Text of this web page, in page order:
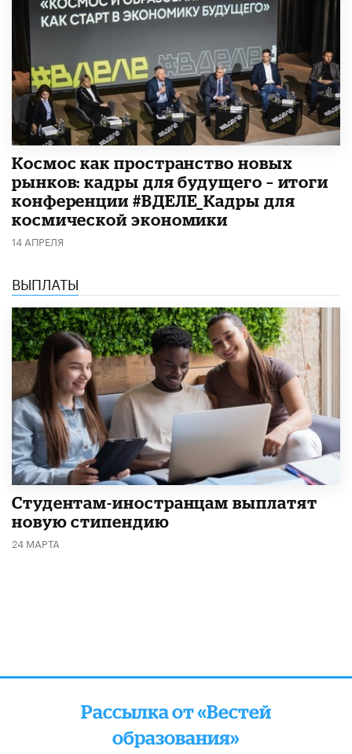
Космос как пространство новых
рынков: кадры для будущего – итоги
конференции #ВДЕЛЕ_Кадры для
космической экономики
14 АПРЕЛЯ
ВЫПЛАТЫ
Студентам-иностранцам выплатят
новую стипендию
24 МАРТА
Рассылка от «Вестей
образования»